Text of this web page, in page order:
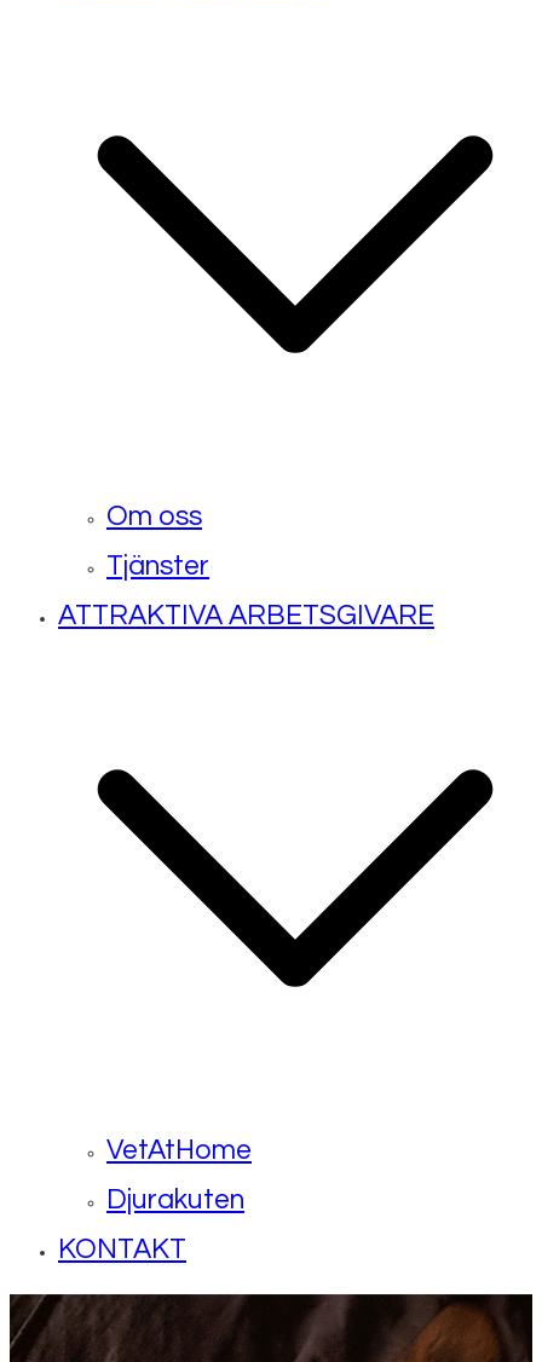
Om oss
Tjänster
ATTRAKTIVA ARBETSGIVARE
VetAtHome
Djurakuten
KONTAKT